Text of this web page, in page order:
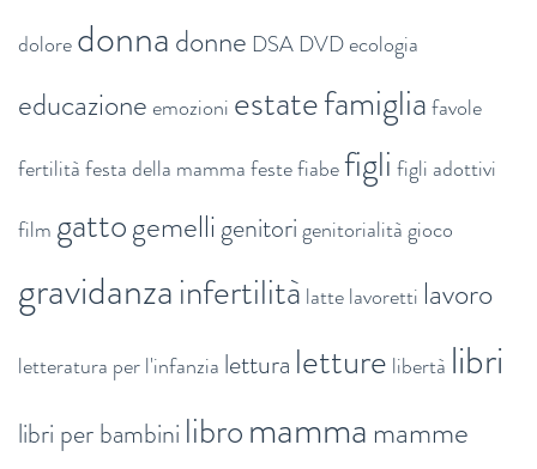
doloredonnadonne DSA DVDecologia
educazioneemozioni estatefamigliafavole
fertilitàfesta della mammafestefiabefigli figli adottivi
film gattogemelligenitorigenitorialitàgioco
gravidanzainfertilità lattelavoretti lavoro
letteratura per l'infanzia lettura letture libertà libri
libri per bambini libromamma mamme